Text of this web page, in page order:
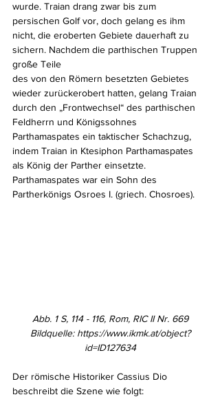
wurde. Traian drang zwar bis zum
persischen Golf vor, doch gelang es ihm
nicht, die eroberten Gebiete dauerhaft zu
sichern. Nachdem die parthischen Truppen
große Teile
des von den Römern besetzten Gebietes
wieder zurückerobert hatten, gelang Traian
durch den „Frontwechsel“ des parthischen
Feldherrn und Königssohnes
Parthamaspates ein taktischer Schachzug,
indem Traian in Ktesiphon Parthamaspates
als König der Parther einsetzte.
Parthamaspates war ein Sohn des
Partherkönigs Osroes I. (griech. Chosroes).
Abb. 1 S, 114 - 116, Rom, RIC II Nr. 669
Bildquelle: https://www.ikmk.at/object?
id=ID127634
Der römische Historiker Cassius Dio
beschreibt die Szene wie folgt: